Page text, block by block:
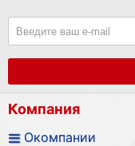
Компания
Окомпании